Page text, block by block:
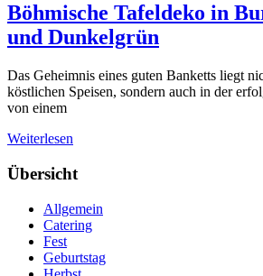
Böhmische Tafeldeko in
und Dunkelgrün
Das Geheimnis eines guten Banketts liegt
köstlichen Speisen, sondern auch in der
von einem
Weiterlesen
Übersicht
Allgemein
Catering
Fest
Geburtstag